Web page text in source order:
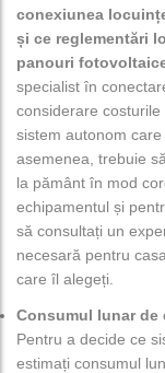
conexiunea
și ce reglementări
panouri
specialist în
considerare
sistem autonom
asemenea, trebuie
la pământ în mod
echipamentul și
să consultați un
necesară pentru
care îl alegeți.
Consumul lunar de
Pentru a decide ce
estimați consumul